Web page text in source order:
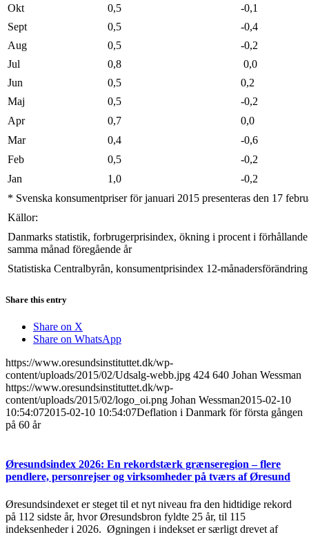
Okt
0,5
-0,1
Sept
0,5
-0,4
Aug
0,5
-0,2
Jul
0,8
0,0
Jun
0,5
0,2
Maj
0,5
-0,2
Apr
0,7
0,0
Mar
0,4
-0,6
Feb
0,5
-0,2
Jan
1,0
-0,2
* Svenska konsumentpriser för januari 2015 presenteras den 17
Källor:
Danmarks statistik, forbrugerprisindex, ökning i procent i
samma månad föregående år
Statistiska Centralbyrån, konsumentprisindex 12-månadersförändring
Share this entry
Share on X
Share on WhatsApp
https://www.oresundsinstituttet.dk/wp-
content/uploads/2015/02/Udsalg-webb.jpg 424 640 Johan Wessman
https://www.oresundsinstituttet.dk/wp-
content/uploads/2015/02/logo_oi.png Johan Wessman2015-02-10
10:54:072015-02-10 10:54:07Deflation i Danmark för första gången
på 60 år
Øresundsindex 2026: En rekordstærk grænseregion – flere
pendlere, personrejser og virksomheder på tværs af Øresund
Øresundsindexet er steget til et nyt niveau fra den hidtidige rekord
på 112 sidste år, hvor Øresundsbron fyldte 25 år, til 115
indeksenheder i 2026. Øgningen i indekset er særligt drevet af